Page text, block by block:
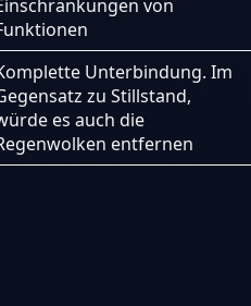
von
Unterbindung. Im
zu Stillstand,
es auch die
entfernen